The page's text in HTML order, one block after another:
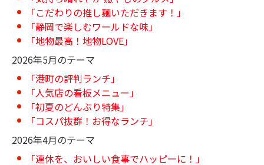
「こだわりの推し麺いただきます！」
「静岡で楽しむワールドな味」
「地物最高！地物LOVE」
2026年5月のテーマ
「港町の評判ランチ」
「人気店の看板メニュー」
「初夏のどんぶり特集」
「コスパ抜群！お得なランチ」
2026年4月のテーマ
「連休を、おいしい食事でハッピーに！」